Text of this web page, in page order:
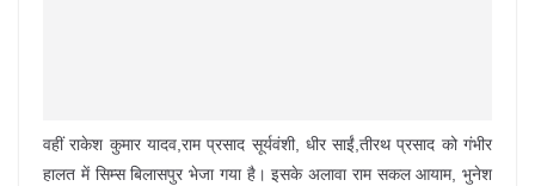
वहीं राकेश कुमार यादव,राम प्रसाद सूर्यवंशी, धीर साईं,तीरथ प्रसाद को गंभीर
हालत में सिम्स बिलासपुर भेजा गया है। इसके अलावा राम सकल आयाम, भुनेश